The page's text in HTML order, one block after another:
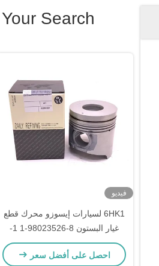
Your Search
فيديو
6HK1 لسيارات إيسوزو محرك قطع
غيار البستون 8-98023526-1 1-
12111976-0
احصل على أفضل سعر